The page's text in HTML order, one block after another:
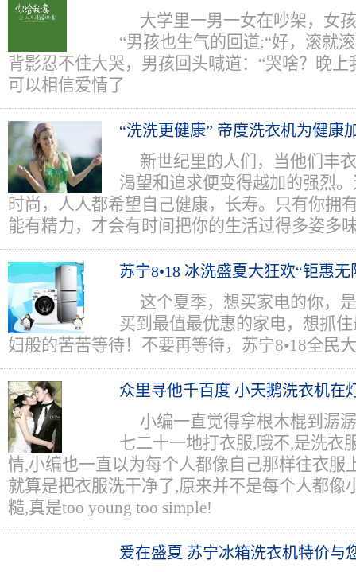
大学里一男一女在吵架，女
“男孩也生气的回道:“好，滚就
背影忍不住大哭，男孩回头喊道：“哭啥？晚上
可以相信爱情了
“洗洗更健康” 帝度洗衣机为健康
新世纪里的人们，当他们丰
渴望和追求便变得越加的强烈
时尚，人人都希望自己健康，长寿。只有你拥
能有精力，才会有时间把你的生活过得多姿多
苏宁8•18 冰洗盛夏大狂欢“钜惠无
这个夏季，想买家电的你，
买到最值最优惠的家电，想抓
妇般的苦苦等待！不要再等待，苏宁8•18全民
众里寻他千百度 小天鹅洗衣机在
小编一直觉得拿根木棍到潺
七二十一地打衣服,哦不,是洗衣
情,小编也一直以为每个人都像自己那样往衣服
就算是把衣服洗干净了,原来并不是每个人都像
糙,真是too young too simple!
爱在盛夏 苏宁冰箱洗衣机特价与